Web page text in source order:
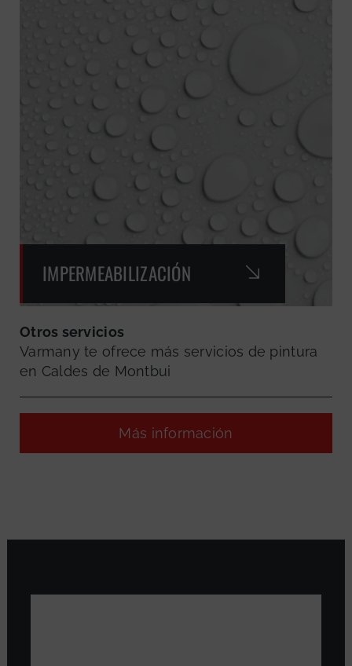
IMPERMEABILIZACIÓN
Otros servicios
Varmany te ofrece más servicios de pintura
en Caldes de Montbui
Más información